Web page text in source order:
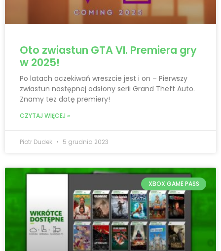
Oto zwiastun GTA VI. Premiera gry
w 2025!
Po latach oczekiwań wreszcie jest i on – Pierwszy
zwiastun następnej odsłony serii Grand Theft Auto.
Znamy tez datę premiery!
CZYTAJ WIĘCEJ »
Piotr Dudek 5 grudnia 2023
XBOX GAME PASS